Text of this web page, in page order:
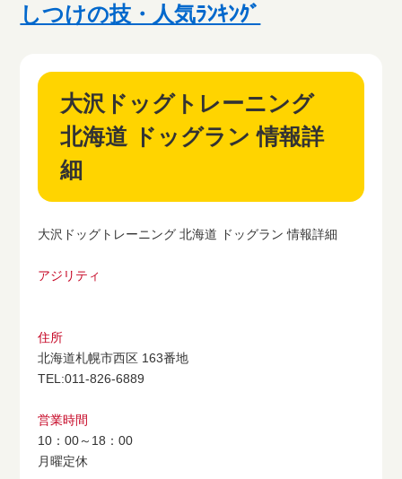
しつけの技・人気ﾗﾝｷﾝｸﾞ
大沢ドッグトレーニング
北海道 ドッグラン 情報詳
細
大沢ドッグトレーニング 北海道 ドッグラン 情報詳細
アジリティ
住所
北海道札幌市西区 163番地
TEL:011-826-6889
営業時間
10：00～18：00
月曜定休